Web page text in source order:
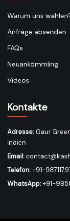
Warum uns
Anfrage absenden
FAQs
Neuankömmling
Videos
Kontakte
Adresse:Gaur
Indien
Email:
Telefon:+91-
WhatsApp:+91-